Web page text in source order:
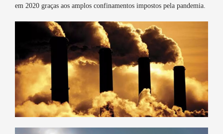
em 2020 graças aos amplos confinamentos impostos pela pandemia.